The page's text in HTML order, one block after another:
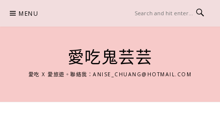
content
MENU
愛吃鬼芸芸
愛吃 X 愛旅遊。聯絡我：ANISE_CHUANG@HOTMAIL.COM